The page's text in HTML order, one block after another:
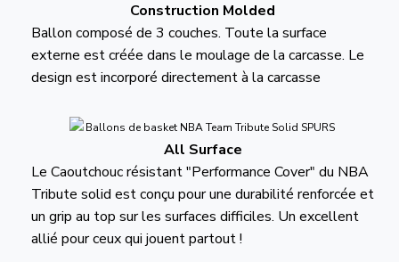
Construction Molded
Ballon composé de 3 couches. Toute la surface
externe est créée dans le moulage de la carcasse. Le
design est incorporé directement à la carcasse
All Surface
Le Caoutchouc résistant "Performance Cover" du NBA
Tribute solid est conçu pour une durabilité renforcée et
un grip au top sur les surfaces difficiles. Un excellent
allié pour ceux qui jouent partout !